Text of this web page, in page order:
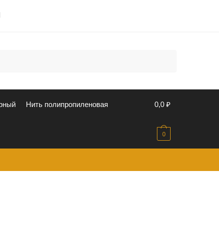
Нить полипропиленовая 0,0₽
0